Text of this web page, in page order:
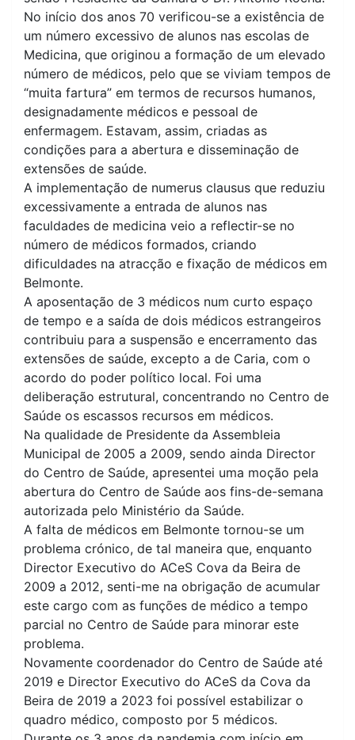
No início dos anos 70 verificou-se a existência de
um número excessivo de alunos nas escolas de
Medicina, que originou a formação de um elevado
número de médicos, pelo que se viviam tempos de
“muita fartura” em termos de recursos humanos,
designadamente médicos e pessoal de
enfermagem. Estavam, assim, criadas as
condições para a abertura e disseminação de
extensões de saúde.
A implementação de numerus clausus que reduziu
excessivamente a entrada de alunos nas
faculdades de medicina veio a reflectir-se no
número de médicos formados, criando
dificuldades na atracção e fixação de médicos em
Belmonte.
A aposentação de 3 médicos num curto espaço
de tempo e a saída de dois médicos estrangeiros
contribuiu para a suspensão e encerramento das
extensões de saúde, excepto a de Caria, com o
acordo do poder político local. Foi uma
deliberação estrutural, concentrando no Centro de
Saúde os escassos recursos em médicos.
Na qualidade de Presidente da Assembleia
Municipal de 2005 a 2009, sendo ainda Director
do Centro de Saúde, apresentei uma moção pela
abertura do Centro de Saúde aos fins-de-semana
autorizada pelo Ministério da Saúde.
A falta de médicos em Belmonte tornou-se um
problema crónico, de tal maneira que, enquanto
Director Executivo do ACeS Cova da Beira de
2009 a 2012, senti-me na obrigação de acumular
este cargo com as funções de médico a tempo
parcial no Centro de Saúde para minorar este
problema.
Novamente coordenador do Centro de Saúde até
2019 e Director Executivo do ACeS da Cova da
Beira de 2019 a 2023 foi possível estabilizar o
quadro médico, composto por 5 médicos.